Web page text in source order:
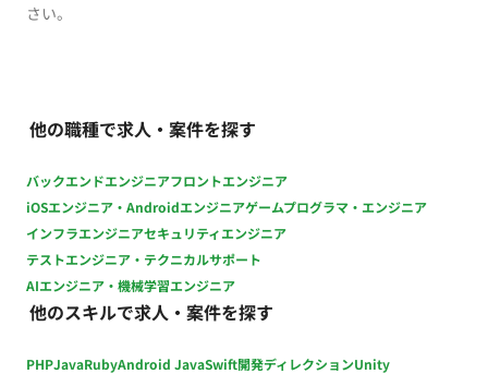
さい。
他の職種で求人・案件を探す
バックエンドエンジニアフロントエンジニア
iOSエンジニア・Androidエンジニアゲームプログラマ・エンジニア
インフラエンジニアセキュリティエンジニア
テストエンジニア・テクニカルサポート
AIエンジニア・機械学習エンジニア
他のスキルで求人・案件を探す
PHPJavaRubyAndroid JavaSwift開発ディレクションUnity